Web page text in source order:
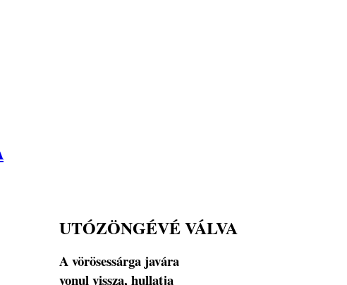
UTÓZÖNGÉVÉ VÁLVA
A vörösessárga javára
vonul vissza, hullatja